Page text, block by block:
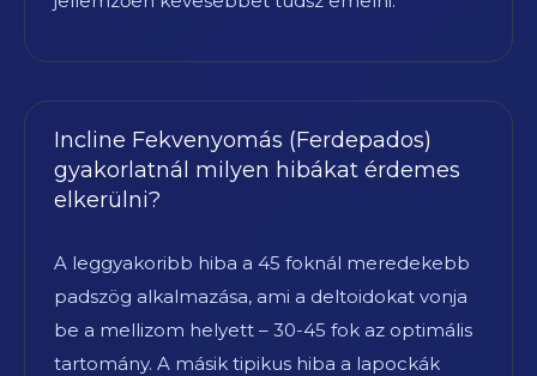
Incline Fekvenyomás (Ferdepados)
gyakorlatnál milyen hibákat érdemes
elkerülni?
A leggyakoribb hiba a 45 foknál meredekebb
padszög alkalmazása, ami a deltoidokat vonja
be a mellizom helyett – 30-45 fok az optimális
tartomány. A másik tipikus hiba a lapockák